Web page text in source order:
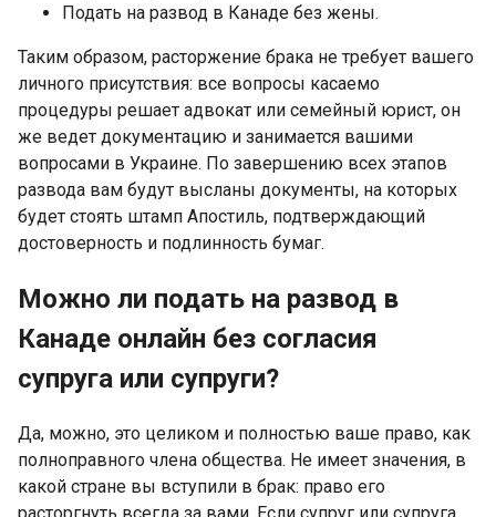
Подать на развод в Канаде без жены.
Таким образом, расторжение брака не требует вашего
личного присутствия: все вопросы касаемо
процедуры решает адвокат или семейный юрист, он
же ведет документацию и занимается вашими
вопросами в Украине. По завершению всех этапов
развода вам будут высланы документы, на которых
будет стоять штамп Апостиль, подтверждающий
достоверность и подлинность бумаг.
Можно ли подать на развод в
Канаде онлайн без согласия
супруга или супруги?
Да, можно, это целиком и полностью ваше право, как
полноправного члена общества. Не имеет значения, в
какой стране вы вступили в брак: право его
расторгнуть всегда за вами. Если супруг или супруга